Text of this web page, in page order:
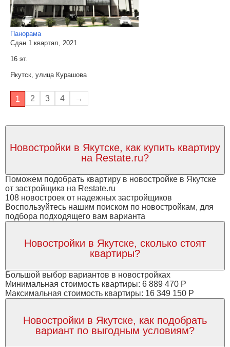
Панорама
Сдан 1 квартал, 2021
16 эт.
Якутск, улица Курашова
1 2 3 4 →
Новостройки в Якутске, как купить квартиру
на Restate.ru?
Поможем подобрать квартиру в новостройке в Якутске
от застройщика на Restate.ru
108 новостроек от надежных застройщиков
Воспользуйтесь нашим поиском по новостройкам, для
подбора подходящего вам варианта
Новостройки в Якутске, сколько стоят
квартиры?
Большой выбор вариантов в новостройках
Минимальная стоимость квартиры: 6 889 470 Р
Максимальная стоимость квартиры: 16 349 150 Р
Новостройки в Якутске, как подобрать
вариант по выгодным условиям?